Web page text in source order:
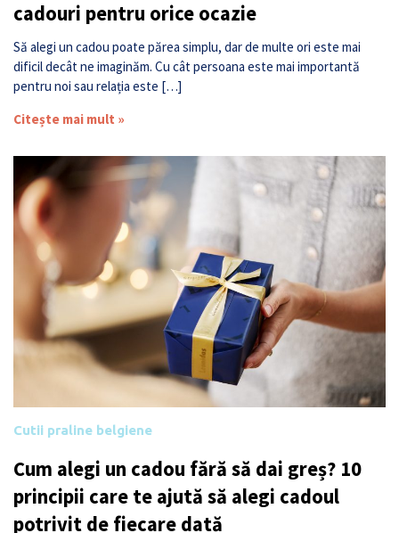
cadouri pentru orice ocazie
Să alegi un cadou poate părea simplu, dar de multe ori este mai
dificil decât ne imaginăm. Cu cât persoana este mai importantă
pentru noi sau relația este […]
Citește mai mult »
Cutii praline belgiene
Cum alegi un cadou fără să dai greș? 10
principii care te ajută să alegi cadoul
potrivit de fiecare dată